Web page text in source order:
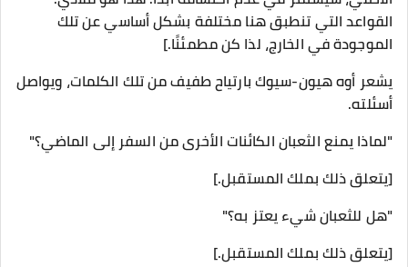
القواعد التي تنطبق هنا مختلفة بشكل أساسي عن تلك
الموجودة في الخارج، لذا كن مطمئنًا.]
يشعر أوه هيون-سيوك بارتياح طفيف من تلك الكلمات، ويواصل
أسئلته.
"لماذا يمنع الثعبان الكائنات الأخرى من السفر إلى الماضي؟"
[يتعلق ذلك بملك المستقبل.]
"هل للثعبان شيء يعتز به؟"
[يتعلق ذلك بملك المستقبل.]